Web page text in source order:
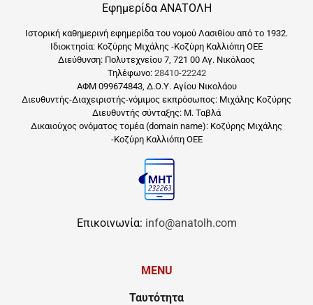
Εφημερίδα ΑΝΑΤΟΛΗ
Ιστορική καθημερινή εφημερίδα του νομού Λασιθίου από το 1932.
Ιδιοκτησία: Κοζύρης Μιχάλης -Κοζύρη Καλλιόπη ΟΕΕ
Διεύθυνση: Πολυτεχνείου 7, 721 00 Αγ. Νικόλαος
Τηλέφωνο: 28410-22242
ΑΦΜ 099674843, Δ.Ο.Υ. Αγίου Νικολάου
Διευθυντής-Διαχειριστής-νόμιμος εκπρόσωπος: Μιχάλης Κοζύρης
Διευθυντής σύνταξης: Μ. Ταβλά
Δικαιούχος ονόματος τομέα (domain name): Κοζύρης Μιχάλης
-Κοζύρη Καλλιόπη ΟΕΕ
Επικοινωνία: info@anatolh.com
MENU
Ταυτότητα